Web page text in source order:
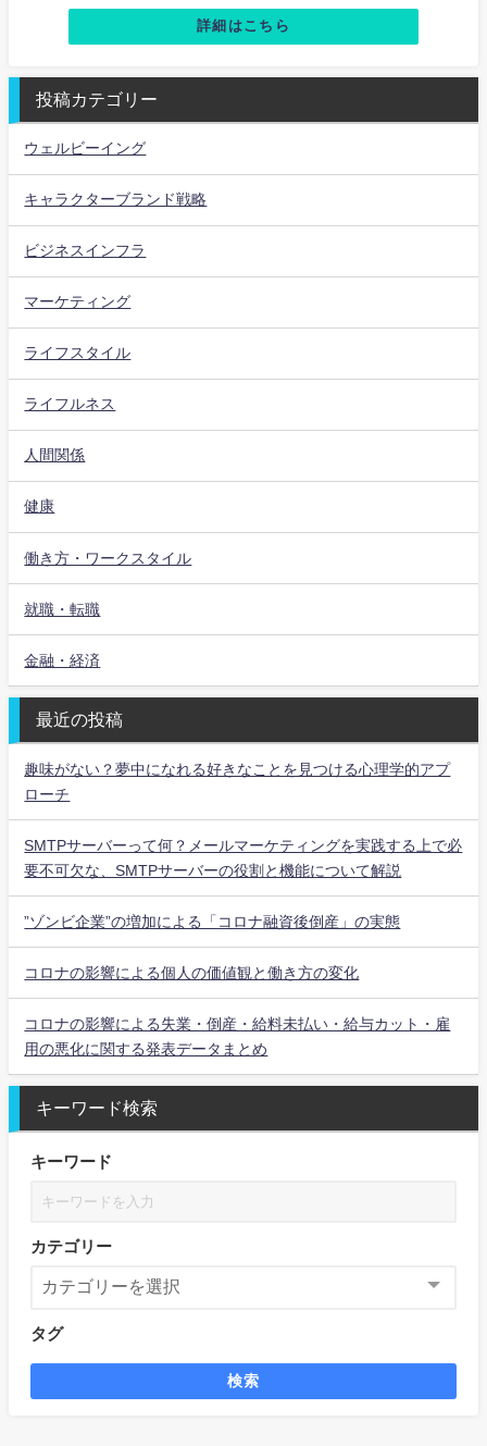
詳細はこちら
投稿カテゴリー
ウェルビーイング
キャラクターブランド戦略
ビジネスインフラ
マーケティング
ライフスタイル
ライフルネス
人間関係
健康
働き方・ワークスタイル
就職・転職
金融・経済
最近の投稿
趣味がない？夢中になれる好きなことを見つける心理学的アプ
ローチ
SMTPサーバーって何？メールマーケティングを実践する上で必
要不可欠な、SMTPサーバーの役割と機能について解説
”ゾンビ企業”の増加による「コロナ融資後倒産」の実態
コロナの影響による個人の価値観と働き方の変化
コロナの影響による失業・倒産・給料未払い・給与カット・雇
用の悪化に関する発表データまとめ
キーワード検索
キーワード
カテゴリー
タグ
検索